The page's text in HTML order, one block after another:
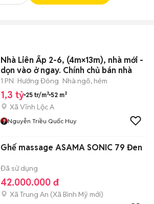
Nhà Liên Ấp 2-6, (4m×13m), nhà mới -
dọn vào ở ngay. Chính chủ bán nhà
1 PN Hướng Đông Nhà ngõ, hẻm
1,3 tỷ 25 tr/m² 52 m²
Xã Vĩnh Lộc A
Nguyễn Triều Quốc Huy
Ghế massage ASAMA SONIC 79 Đen
Đã sử dụng
42.000.000 đ
Xã Trung An (Xã Bình Mỹ mới)